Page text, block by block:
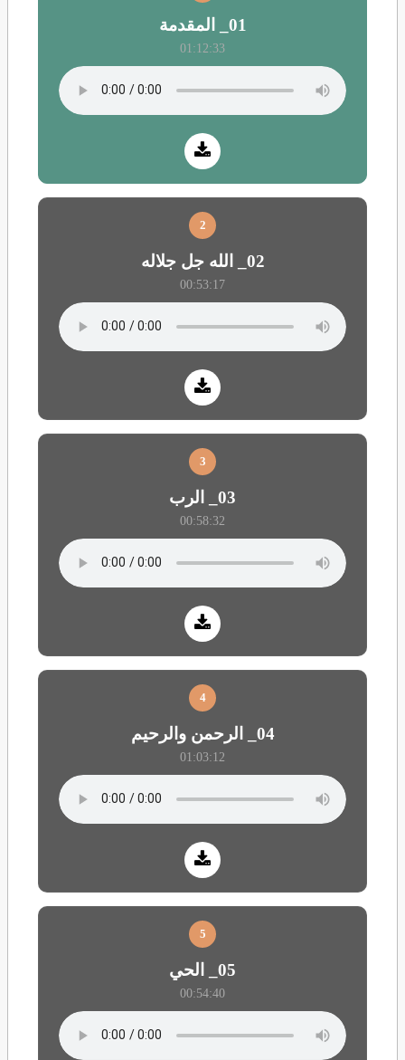
01_ المقدمة
01:12:33
2
02_ الله جل جلاله
00:53:17
3
03_ الرب
00:58:32
4
04_ الرحمن والرحيم
01:03:12
5
05_ الحي
00:54:40